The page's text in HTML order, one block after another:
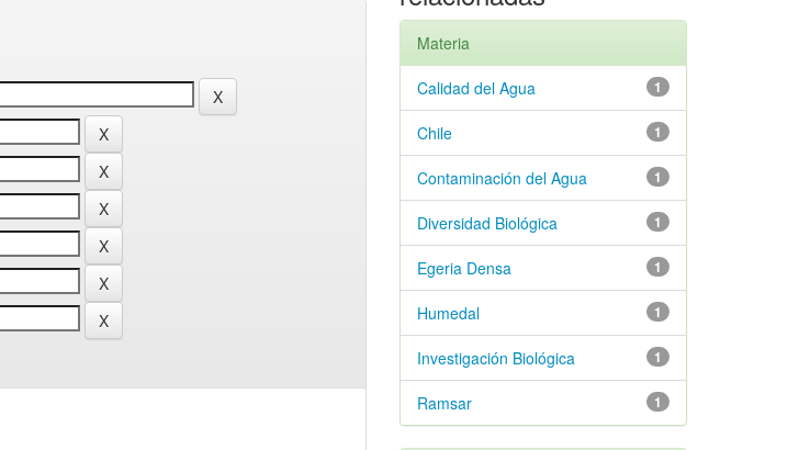
Materia
1
Calidad del Agua
1
Chile
1
Contaminación del Agua
1
Diversidad Biológica
1
Egeria Densa
1
Humedal
1
Investigación Biológica
1
Ramsar